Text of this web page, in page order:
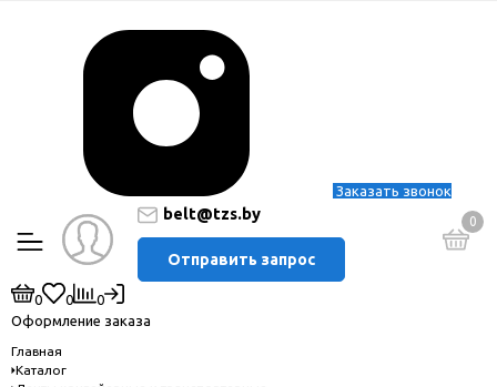
Заказать звонок
belt@tzs.by
Отправить запрос
0
0 0
0
Оформление заказа
Главная
Каталог